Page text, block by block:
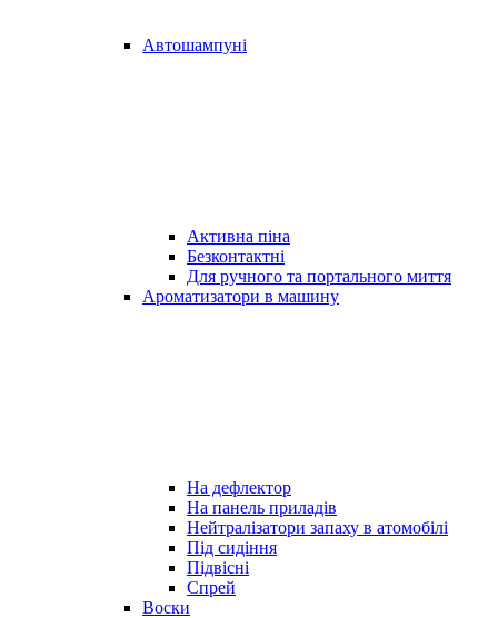
Автошампуні
Активна піна
Безконтактні
Для ручного та портального миття
Ароматизатори в машину
На дефлектор
На панель приладів
Нейтралізатори запаху в атомобілі
Під сидіння
Підвісні
Спрей
Воски